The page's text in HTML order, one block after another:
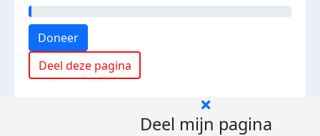
Doneer
Deel deze pagina
Deel mijn pagina